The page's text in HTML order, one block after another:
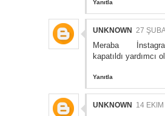
Yanıtla
UNKNOWN 27
Meraba
kapatıldı yardımcı
Yanıtla
UNKNOWN 14